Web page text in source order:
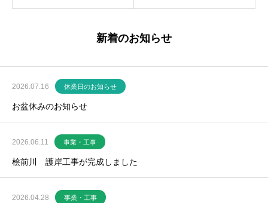
新着のお知らせ
2026.07.16 休業日のお知らせ
お盆休みのお知らせ
2026.06.11 事業・工事
桧前川 護岸工事が完成しました
2026.04.28 事業・工事